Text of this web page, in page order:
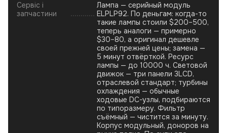
Сервіс і
запчастини
Лампа — серийный модуль
ELPLP92. По деньгам: когда-то
такие лампы стоили $200–500,
теперь аналоги — примерно
$30–80, а оригинал дешевле
своей прежней цены; замена —
5 минут отвёрткой. Ресурс
лампы — до 10000 ч. Световой
движок — три панели 3LCD,
отраслевой стандарт; турбины
охлаждения — обычные
ходовые DC-узлы, подбираются
по типоразмеру. Фильтр
съёмный — чистится за минуту.
Корпус модульный, доноров на